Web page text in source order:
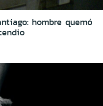
hombre quemó